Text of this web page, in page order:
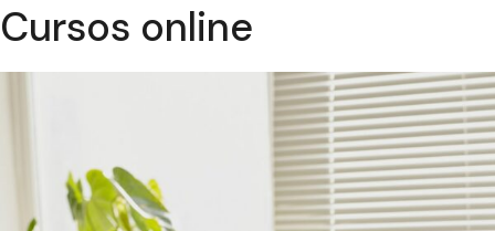
Cursos online